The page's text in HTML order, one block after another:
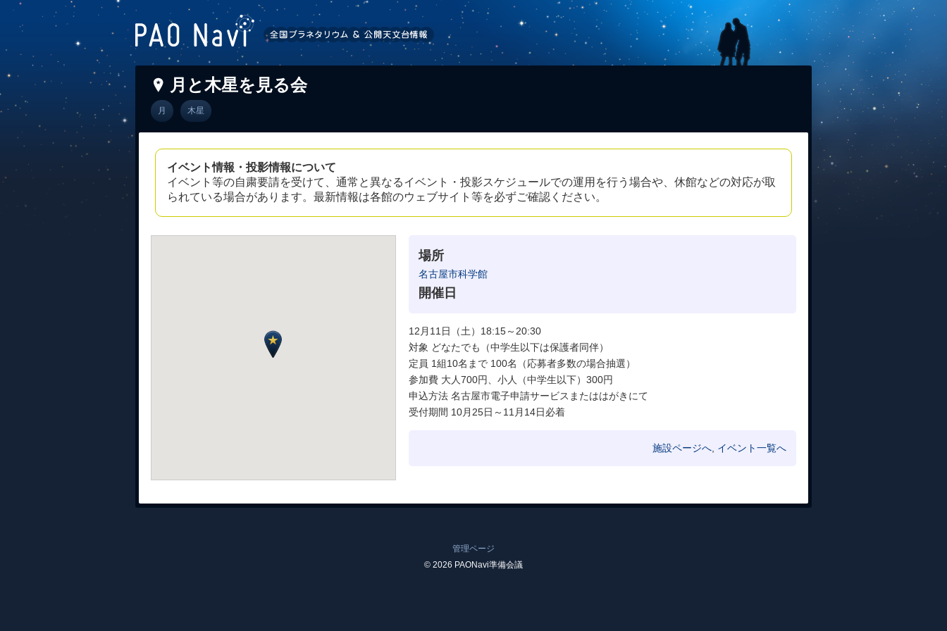
月と木星を見る会
月 木星
イベント情報・投影情報について
イベント等の自粛要請を受けて、通常と異なるイベント・投影スケジュールでの運用を行う場合や、休館などの対応が取
られている場合があります。最新情報は各館のウェブサイト等を必ずご確認ください。
場所
名古屋市科学館
開催日
12月11日（土）18:15～20:30
対象 どなたでも（中学生以下は保護者同伴）
定員 1組10名まで 100名（応募者多数の場合抽選）
参加費 大人700円、小人（中学生以下）300円
申込方法 名古屋市電子申請サービスまたははがきにて
受付期間 10月25日～11月14日必着
施設ページへ イベント一覧へ
管理ページ
© 2026 PAONavi準備会議